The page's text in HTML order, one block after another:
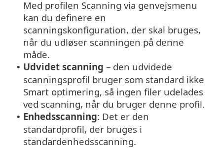
Med profilen Scanning via genvejsmenu
kan du definere en
scanningskonfiguration, der skal bruges,
når du udløser scanningen på denne
måde.
• Udvidet scanning – den udvidede
scanningsprofil bruger som standard ikke
Smart optimering, så ingen filer udelades
ved scanning, når du bruger denne profil.
• Enhedsscanning: Det er den
standardprofil, der bruges i
standardenhedsscanning.